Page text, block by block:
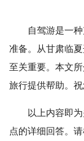
自驾游是一种
准备。从甘肃临
至关重要。本文
旅行提供帮助。祝
以上内容即
点的详细回答。